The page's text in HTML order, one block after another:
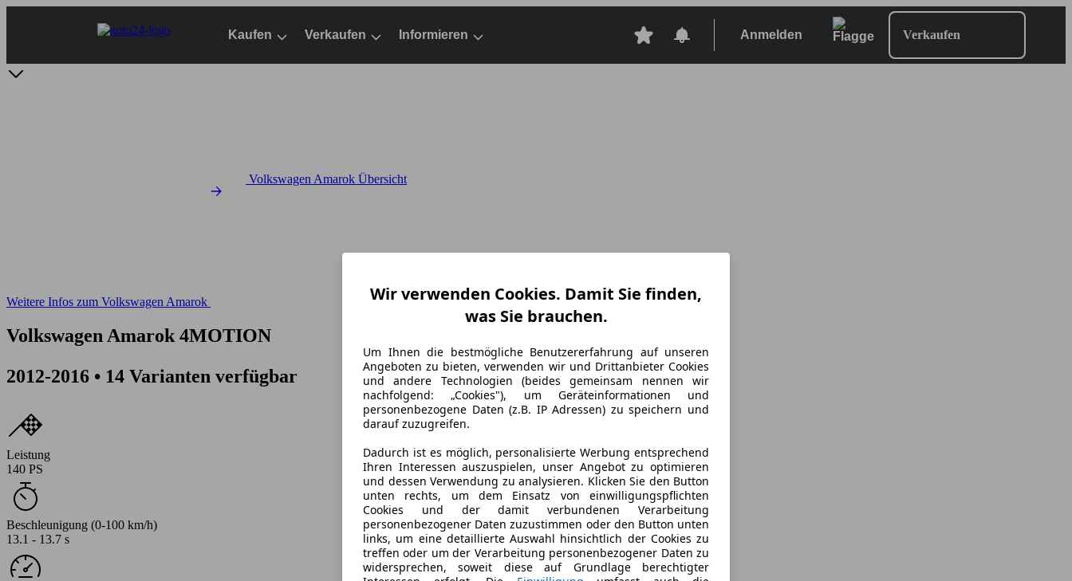
Kaufen Verkaufen Informieren Anmelden Verkaufen
Volkswagen Amarok Übersicht
Weitere Infos zum Volkswagen Amarok
Volkswagen Amarok 4MOTION
2012-2016 • 14 Varianten verfügbar
Leistung
140 PS
Beschleunigung (0-100 km/h)
13.1 - 13.7 s
Wir verwenden Cookies. Damit Sie finden,
was Sie brauchen.
Um Ihnen die bestmögliche Benutzererfahrung auf unseren
Angeboten zu bieten, verwenden wir und Drittanbieter Cookies
und andere Technologien (beides gemeinsam nennen wir
nachfolgend: „Cookies"), um Geräteinformationen und
personenbezogene Daten (z.B. IP Adressen) zu speichern und
darauf zuzugreifen.
Dadurch ist es möglich, personalisierte Werbung entsprechend
Ihren Interessen auszuspielen, unser Angebot zu optimieren
und dessen Verwendung zu analysieren. Klicken Sie den Button
unten rechts, um dem Einsatz von einwilligungspflichten
Cookies und der damit verbundenen Verarbeitung
personenbezogener Daten zuzustimmen oder den Button unten
links, um eine detaillierte Auswahl hinsichtlich der Cookies zu
treffen oder um der Verarbeitung personenbezogener Daten zu
widersprechen, soweit diese auf Grundlage berechtigter